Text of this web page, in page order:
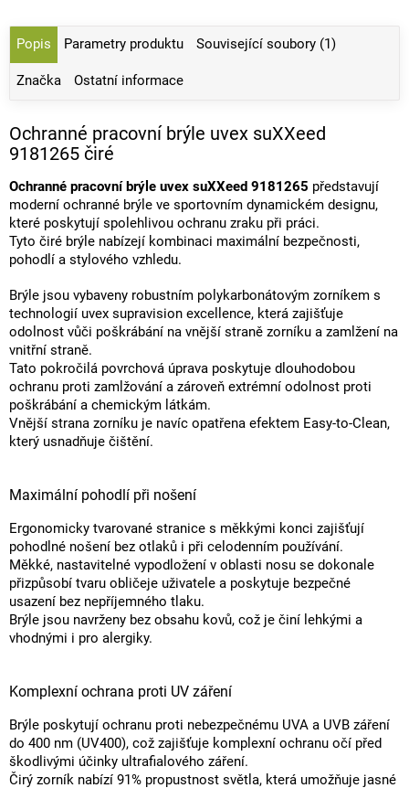
Popis Parametry produktu Související soubory (1)
Značka Ostatní informace
Ochranné pracovní brýle uvex suXXeed
9181265 čiré
Ochranné pracovní brýle uvex suXXeed 9181265 představují
moderní ochranné brýle ve sportovním dynamickém designu,
které poskytují spolehlivou ochranu zraku při práci.
Tyto čiré brýle nabízejí kombinaci maximální bezpečnosti,
pohodlí a stylového vzhledu.
Brýle jsou vybaveny robustním polykarbonátovým zorníkem s
technologií uvex supravision excellence, která zajišťuje
odolnost vůči poškrábání na vnější straně zorníku a zamlžení na
vnitřní straně.
Tato pokročilá povrchová úprava poskytuje dlouhodobou
ochranu proti zamlžování a zároveň extrémní odolnost proti
poškrábání a chemickým látkám.
Vnější strana zorníku je navíc opatřena efektem Easy-to-Clean,
který usnadňuje čištění.
Maximální pohodlí při nošení
Ergonomicky tvarované stranice s měkkými konci zajišťují
pohodlné nošení bez otlaků i při celodenním používání.
Měkké, nastavitelné vypodložení v oblasti nosu se dokonale
přizpůsobí tvaru obličeje uživatele a poskytuje bezpečné
usazení bez nepříjemného tlaku.
Brýle jsou navrženy bez obsahu kovů, což je činí lehkými a
vhodnými i pro alergiky.
Komplexní ochrana proti UV záření
Brýle poskytují ochranu proti nebezpečnému UVA a UVB záření
do 400 nm (UV400), což zajišťuje komplexní ochranu očí před
škodlivými účinky ultrafialového záření.
Čirý zorník nabízí 91% propustnost světla, která umožňuje jasné